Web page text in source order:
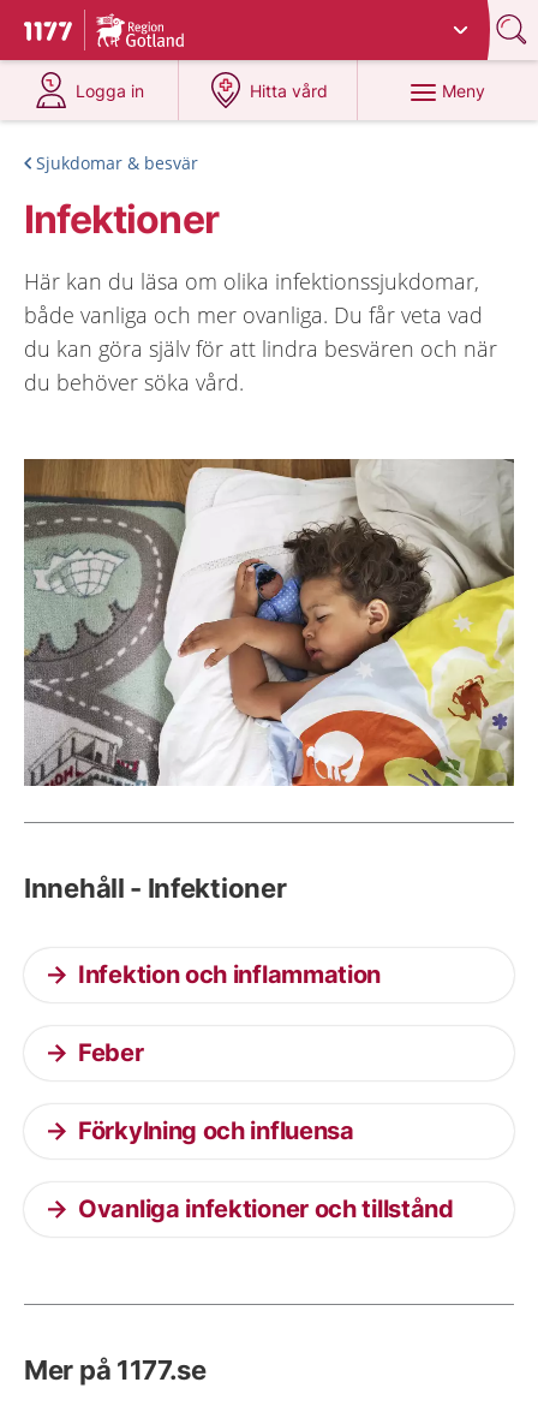
Till startsidan för 1177
Du har valt region
Logga in
på 1177.se
Hitta vård
på 1177.se
Meny
Sjukdomar & besvär
Infektioner
Här kan du läsa om olika infektionssjukdomar,
både vanliga och mer ovanliga. Du får veta vad
du kan göra själv för att lindra besvären och när
du behöver söka vård.
Innehåll - Infektioner
Infektion och inflammation
Feber
Förkylning och influensa
Ovanliga infektioner och tillstånd
Mer på 1177.se